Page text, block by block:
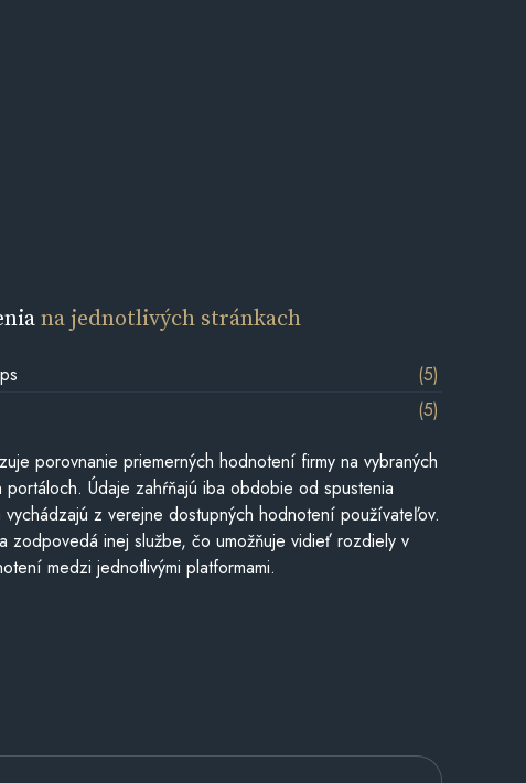
na jednotlivých stránkach
(5)
(5)
porovnanie priemerných hodnotení firmy na vybraných
portáloch. Údaje zahŕňajú iba obdobie od spustenia
vychádzajú z verejne dostupných hodnotení používateľov.
zodpovedá inej službe, čo umožňuje vidieť rozdiely v
medzi jednotlivými platformami.